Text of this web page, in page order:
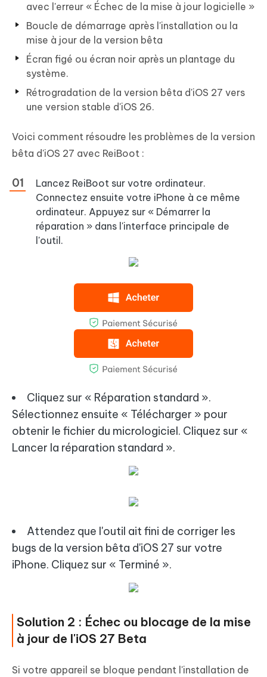
avec l'erreur « Échec de la mise à jour logicielle »
Boucle de démarrage après l'installation ou la
mise à jour de la version bêta
Écran figé ou écran noir après un plantage du
système.
Rétrogradation de la version bêta d'iOS 27 vers
une version stable d'iOS 26.
Voici comment résoudre les problèmes de la version
bêta d'iOS 27 avec ReiBoot :
Lancez ReiBoot sur votre ordinateur.
Connectez ensuite votre iPhone à ce même
ordinateur. Appuyez sur « Démarrer la
réparation » dans l'interface principale de
l'outil.
Cliquez sur « Réparation standard ».
Sélectionnez ensuite « Télécharger » pour
obtenir le fichier du micrologiciel. Cliquez sur «
Lancer la réparation standard ».
Attendez que l'outil ait fini de corriger les
bugs de la version bêta d'iOS 27 sur votre
iPhone. Cliquez sur « Terminé ».
Solution 2 : Échec ou blocage de la mise
à jour de l'iOS 27 Beta
Si votre appareil se bloque pendant l'installation de